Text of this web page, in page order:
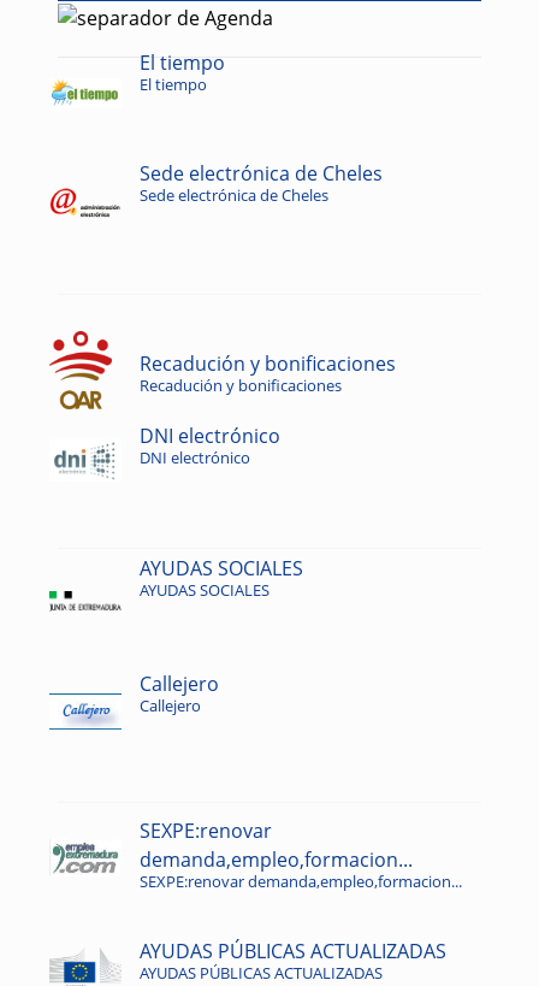
El tiempo
El tiempo
Sede electrónica de Cheles
Sede electrónica de Cheles
Recadución y bonificaciones
Recadución y bonificaciones
DNI electrónico
DNI electrónico
AYUDAS SOCIALES
AYUDAS SOCIALES
Callejero
Callejero
SEXPE:renovar
demanda,empleo,formacion...
SEXPE:renovar demanda,empleo,formacion...
AYUDAS PÚBLICAS ACTUALIZADAS
AYUDAS PÚBLICAS ACTUALIZADAS